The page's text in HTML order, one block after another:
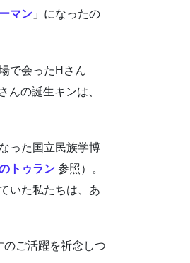
マン 」になったの
で会ったHさん
んの誕生キンは、
った国立民族学博
トゥラン 参照）。
いた私たちは、あ
ご活躍を祈念しつ